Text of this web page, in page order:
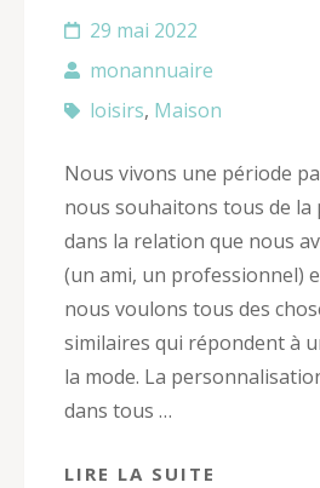
29 mai 2022
monannuaire
loisirs, Maison
Nous vivons une période
nous souhaitons tous de
dans la relation que nous
(un ami, un professionnel)
nous voulons tous des
similaires qui répondent à
la mode. La
dans tous …
LIRE LA SUITE